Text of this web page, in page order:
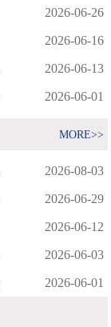
2026-06-26
2026-06-16
2026-06-13
2026-06-01
MORE>>
2026-08-03
2026-06-29
2026-06-12
2026-06-03
2026-06-01